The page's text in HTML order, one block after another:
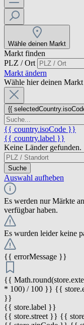
Wähle deinen Markt
Markt finden
PLZ / Ort
Markt ändern
Wähle hier deinen Markt
{{
{{ country.isoCode }}
{{ country.label }}
Keine Länder gefunden.
Suche
Auswahl aufheben
Es werden nur Märkte
verfügbar haben.
Es wurden leider keine
{{ errorMessage }}
{{
* 100) / 100 }} {{
}}
{{ store.label }}
{{ store.street }} {{